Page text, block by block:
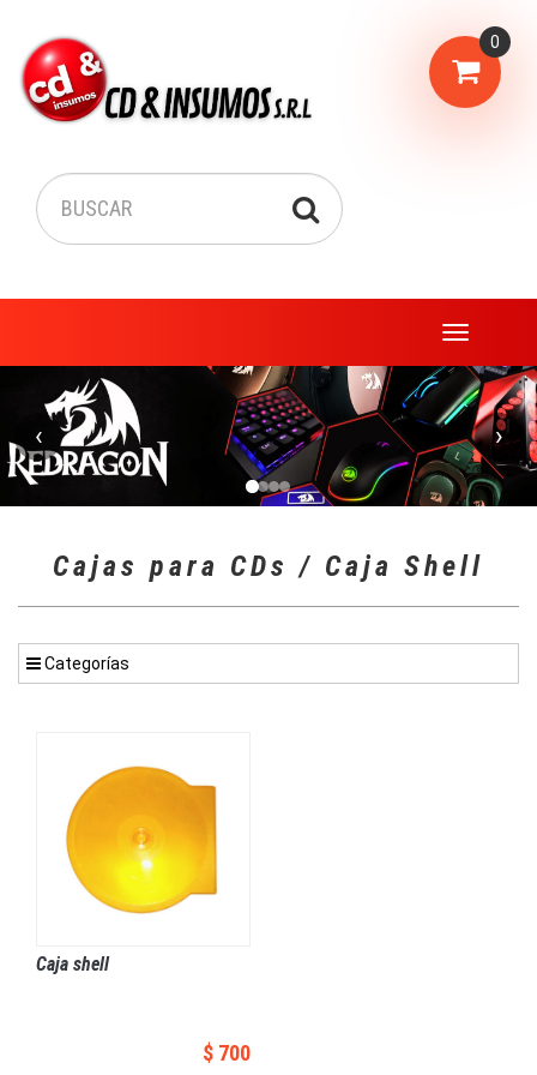
0
Menu
‹ ›
Cajas para CDs / Caja Shell
Categorías
Caja shell
$ 700